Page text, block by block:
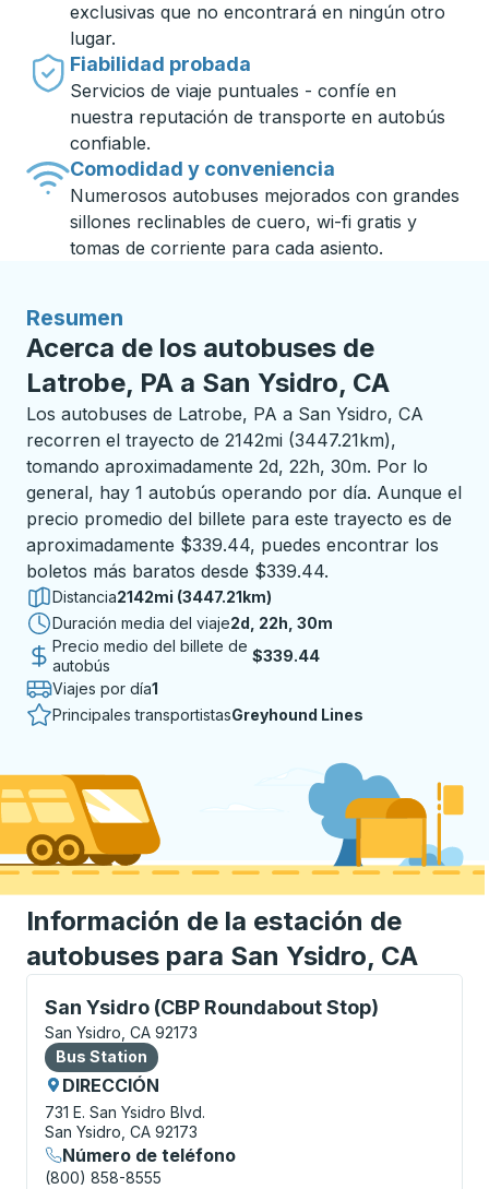
exclusivas que no encontrará en ningún otro
lugar.
Fiabilidad probada
Servicios de viaje puntuales - confíe en
nuestra reputación de transporte en autobús
confiable.
Comodidad y conveniencia
Numerosos autobuses mejorados con grandes
sillones reclinables de cuero, wi-fi gratis y
tomas de corriente para cada asiento.
Resumen
Acerca de los autobuses de
Latrobe, PA a San Ysidro, CA
Los autobuses de Latrobe, PA a San Ysidro, CA
recorren el trayecto de 2142mi (3447.21km),
tomando aproximadamente 2d, 22h, 30m. Por lo
general, hay 1 autobús operando por día. Aunque el
precio promedio del billete para este trayecto es de
aproximadamente $339.44, puedes encontrar los
boletos más baratos desde $339.44.
Distancia2142mi (3447.21km)
Duración media del viaje2 días 22 horas 30 minutos
2d, 22h, 30m
Precio medio del billete de
autobús
$339.44
Viajes por día1
Principales transportistasGreyhound Lines
Información de la estación de
autobuses para San Ysidro, CA
San Ysidro (CBP Roundabout Stop)
Bus Station, utilice las teclas de flecha o la tecla
San Ysidro, CA 92173
Bus Station
Bus Station
DIRECCIÓN
731 E. San Ysidro Blvd.
San Ysidro, CA 92173
Número de teléfono
(800) 858-8555